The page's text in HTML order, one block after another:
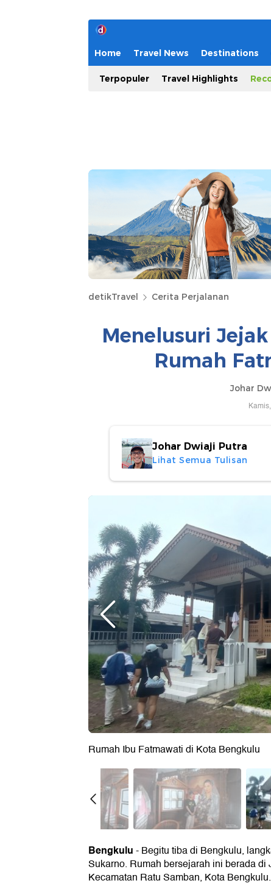
Home Travel News Destinations
Terpopuler Travel Highlights
detikTravel Cerita Perjalanan
Menelusuri
Rumah
Johar
Johar Dwiaji Putra
Lihat Semua Tulisan
Rumah Ibu Fatmawati di Kota Bengkulu
Bengkulu-Begitu tiba di Bengkulu,
Sukarno. Rumah bersejarah ini berada
Kecamatan Ratu Samban, Kota Bengkulu.